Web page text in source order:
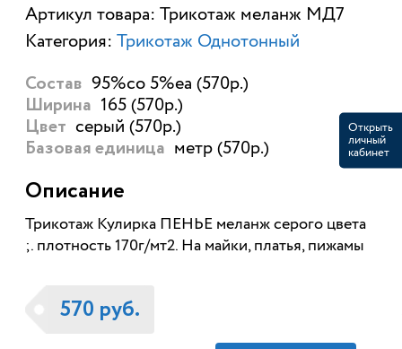
Артикул товара: Трикотаж меланж МД7
Категория: Трикотаж Однотонный
Состав 95%со 5%еа (570р.)
Ширина 165 (570р.)
Цвет серый (570р.)
Базовая единица метр (570р.)
Описание
Трикотаж Кулирка ПЕНЬЕ меланж серого цвета
;. плотность 170г/мт2. На майки, платья, пижамы
570 руб.
Открыть
личный
кабинет